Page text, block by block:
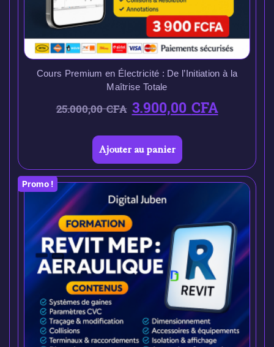
Cours Premium en Électricité : De l’Initiation à la
Maîtrise Totale
25.000,00CFA 3.900,00CFA
Ajouter au panier
Promo !